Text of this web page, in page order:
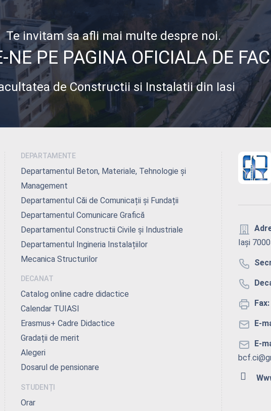
Te invitam sa afli mai multe despre noi.
NE PE PAGINA OFICIALA DE
de Constructii si Instalatii din Iasi
DEPARTAMENTE
Departamentul Beton, Materiale, Tehnologie și
Management
Departamentul Căi de Comunicații și Fundații
Departamentul Comunicare Grafică
Departamentul Constructii Civile și Industriale
Departamentul Ingineria Instalațiilor
Mecanica Structurilor
DECANAT
Catalog online cadre didactice
Calendar TUIASI
Erasmus+ Cadre Didactice
Gradații de merit
Alegeri
Dosarul de pensionare
STUDENȚI
Orar
Iași
Fax:
E-
E-